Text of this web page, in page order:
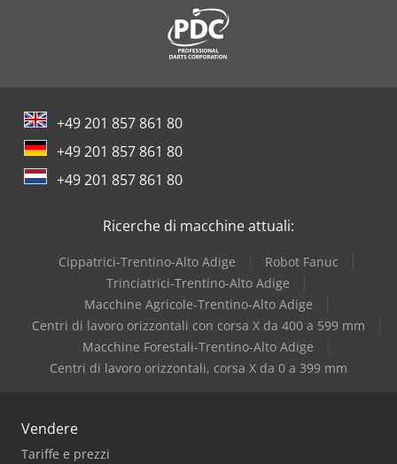
Daf
Dea
+49 201 857 861 80
+49 201 857 861 80
+49 201 857 861 80
Ricerche di macchine attuali:
Cippatrici-Trentino-Alto Adige
Robot Fanuc
Trinciatrici-Trentino-Alto Adige
Macchine Agricole-Trentino-Alto Adige
Centri di lavoro orizzontali con corsa X da 400 a 599 mm
Macchine Forestali-Trentino-Alto Adige
Centri di lavoro orizzontali, corsa X da 0 a 399 mm
Vendere
Tariffe e prezzi